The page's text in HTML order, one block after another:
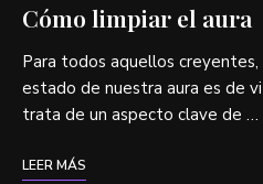
Cómo limpiar el aura
Para todos aquellos
estado de nuestra aura es de
trata de un aspecto clave de …
LEER MÁS